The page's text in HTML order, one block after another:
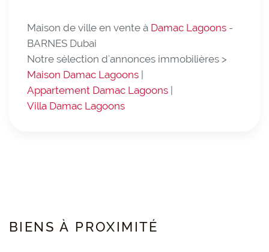
Maison de ville en vente à Damac Lagoons -
BARNES Dubai
Notre sélection d'annonces immobilières >
Maison Damac Lagoons
Appartement Damac Lagoons
Villa Damac Lagoons
BIENS À PROXIMITÉ